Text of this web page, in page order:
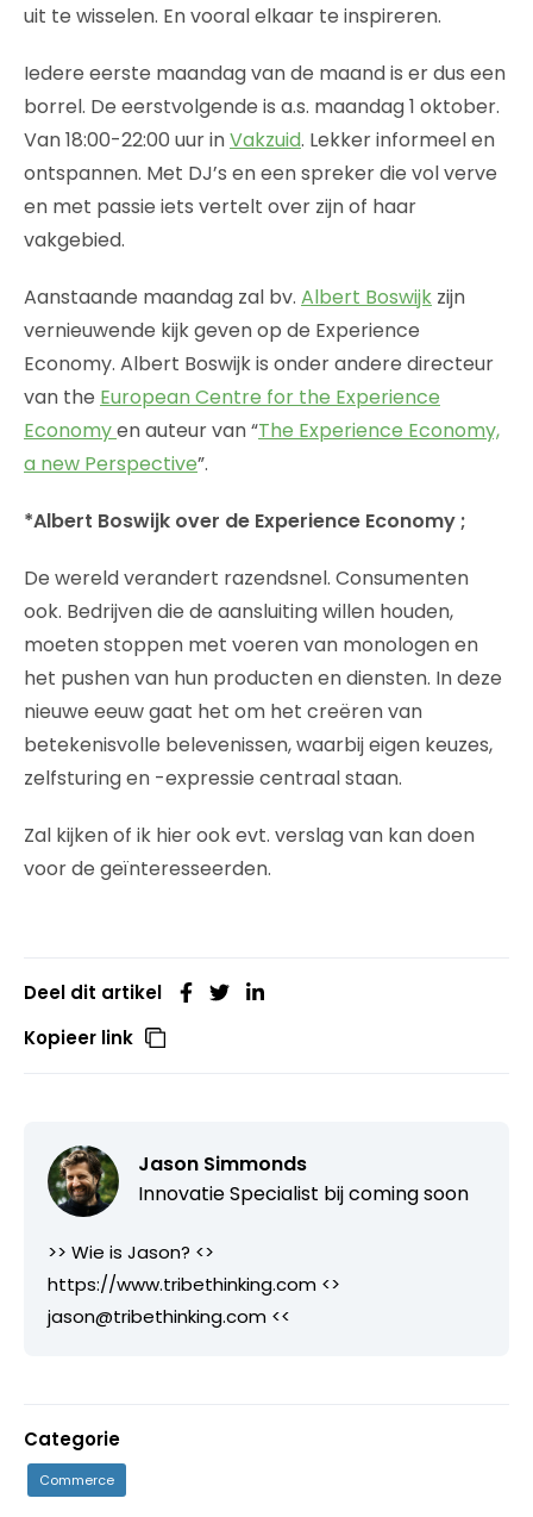
uit te wisselen. En vooral elkaar te inspireren.
Iedere eerste maandag van de maand is er dus een
borrel. De eerstvolgende is a.s. maandag 1 oktober.
Van 18:00-22:00 uur inVakzuid. Lekker informeel en
ontspannen. Met DJ’s en een spreker die vol verve
en met passie iets vertelt over zijn of haar
vakgebied.
Aanstaande maandag zal bv. Albert Boswijk zijn
vernieuwende kijk geven op de Experience
Economy. Albert Boswijk is onder andere directeur
van the European Centre for the Experience
Economyen auteur van “The Experience Economy,
a new Perspective”.
*Albert Boswijk over de Experience Economy ;
De wereld verandert razendsnel. Consumenten
ook. Bedrijven die de aansluiting willen houden,
moeten stoppen met voeren van monologen en
het pushen van hun producten en diensten. In deze
nieuwe eeuw gaat het om het creëren van
betekenisvolle belevenissen, waarbij eigen keuzes,
zelfsturing en -expressie centraal staan.
Zal kijken of ik hier ook evt. verslag van kan doen
voor de geïnteresseerden.
Deel dit artikel
Kopieer link
Jason Simmonds
Innovatie Specialist bijcoming soon
>> Wie is Jason? <>
https://www.tribethinking.com <>
jason@tribethinking.com <<
Categorie
Commerce